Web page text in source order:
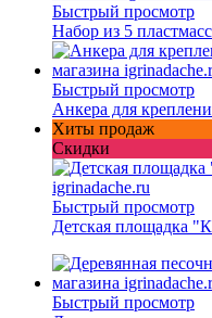
Быстрый просмотр
Набор из 5
Быстрый просмотр
Анкера для
Хиты продаж
Скидки
Быстрый просмотр
Детская площадка
Быстрый просмотр